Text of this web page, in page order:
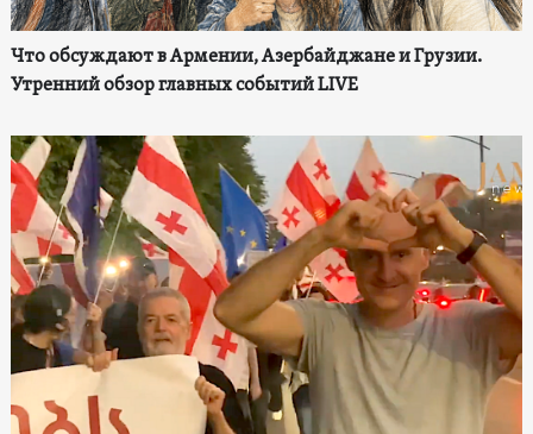
Что обсуждают в Армении, Азербайджане и Грузии.
Утренний обзор главных событий LIVE